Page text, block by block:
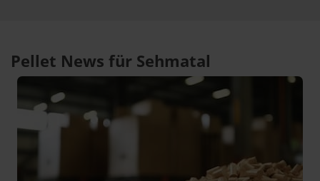
Pellet News für Sehmatal